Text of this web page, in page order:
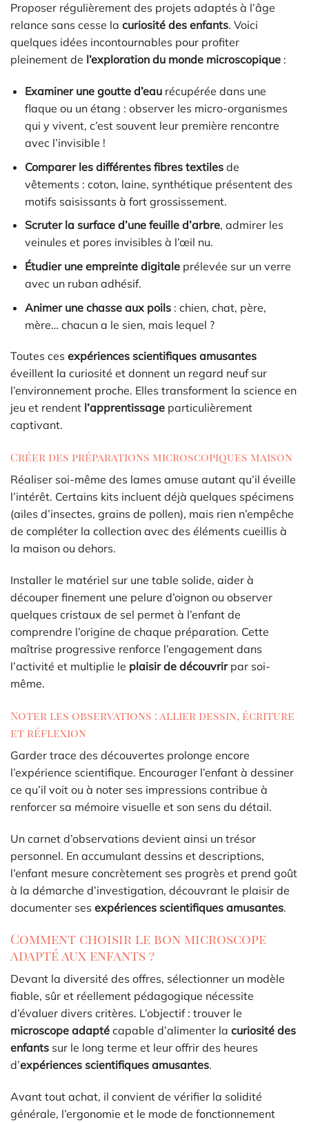
Proposer régulièrement des projets adaptés à l’âge
relance sans cesse la curiosité des enfants. Voici
quelques idées incontournables pour profiter
pleinement de l’exploration du monde microscopique :
Examiner une goutte d’eaurécupérée dans une
flaque ou un étang : observer les micro-organismes
qui y vivent, c’est souvent leur première rencontre
avec l’invisible !
Comparer les différentes fibres textilesde
vêtements : coton, laine, synthétique présentent des
motifs saisissants à fort grossissement.
Scruter la surface d’une feuille d’arbre, admirer les
veinules et pores invisibles à l’œil nu.
Étudier une empreinte digitaleprélevée sur un verre
avec un ruban adhésif.
Animer une chasse aux poils: chien, chat, père,
mère… chacun a le sien, mais lequel ?
Toutes ces expériences scientifiques amusantes
éveillent la curiosité et donnent un regard neuf sur
l’environnement proche. Elles transforment la science en
jeu et rendent l’apprentissage particulièrement
captivant.
Créer des préparations microscopiques maison
Réaliser soi-même des lames amuse autant qu’il éveille
l’intérêt. Certains kits incluent déjà quelques spécimens
(ailes d’insectes, grains de pollen), mais rien n’empêche
de compléter la collection avec des éléments cueillis à
la maison ou dehors.
Installer le matériel sur une table solide, aider à
découper finement une pelure d’oignon ou observer
quelques cristaux de sel permet à l’enfant de
comprendre l’origine de chaque préparation. Cette
maîtrise progressive renforce l’engagement dans
l’activité et multiplie le plaisir de découvrirpar soi-
même.
Noter les observations : allier dessin, écriture
et réflexion
Garder trace des découvertes prolonge encore
l’expérience scientifique. Encourager l’enfant à dessiner
ce qu’il voit ou à noter ses impressions contribue à
renforcer sa mémoire visuelle et son sens du détail.
Un carnet d’observations devient ainsi un trésor
personnel. En accumulant dessins et descriptions,
l’enfant mesure concrètement ses progrès et prend goût
à la démarche d’investigation, découvrant le plaisir de
documenter ses expériences scientifiques amusantes.
Comment choisir le bon microscope
adapté aux enfants ?
Devant la diversité des offres, sélectionner un modèle
fiable, sûr et réellement pédagogique nécessite
d’évaluer divers critères. L’objectif : trouver le
microscope adapté capable d’alimenter la curiosité des
enfants sur le long terme et leur offrir des heures
d’expériences scientifiques amusantes.
Avant tout achat, il convient de vérifier la solidité
générale, l’ergonomie et le mode de fonctionnement